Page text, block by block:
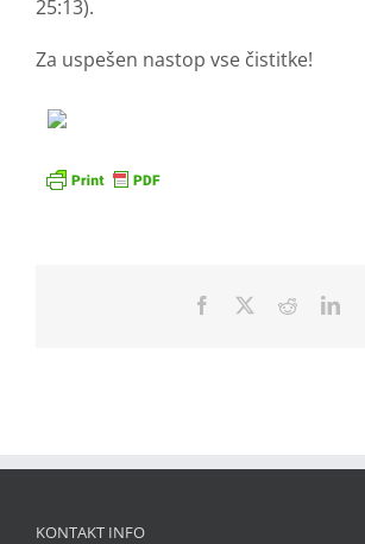
25:13).
Za uspešen nastop vse čistitke!
Facebook Reddit
KONTAKT INFO